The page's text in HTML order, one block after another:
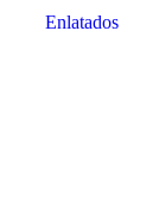
Enlatados